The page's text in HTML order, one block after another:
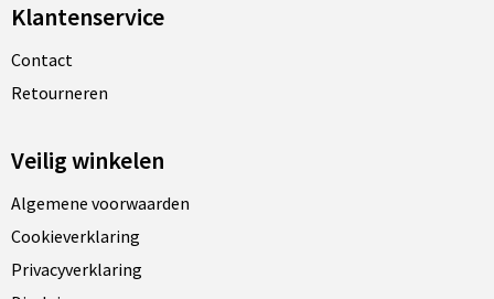
Klantenservice
Contact
Retourneren
Veilig winkelen
Algemene voorwaarden
Cookieverklaring
Privacyverklaring